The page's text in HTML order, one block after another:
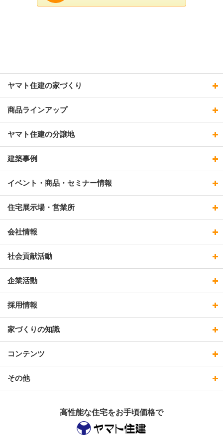
ヤマト住建の家づくり
商品ラインアップ
ヤマト住建の分譲地
建築事例
イベント・商品・セミナー情報
住宅展示場・営業所
会社情報
社会貢献活動
企業活動
採用情報
家づくりの知識
コンテンツ
その他
高性能な住宅をお手頃価格で